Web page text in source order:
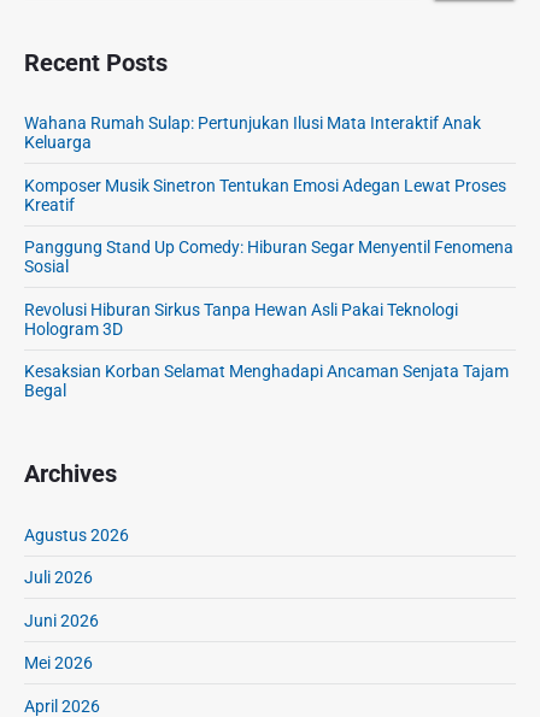
Recent Posts
Wahana Rumah Sulap: Pertunjukan Ilusi Mata Interaktif Anak
Keluarga
Komposer Musik Sinetron Tentukan Emosi Adegan Lewat Proses
Kreatif
Panggung Stand Up Comedy: Hiburan Segar Menyentil Fenomena
Sosial
Revolusi Hiburan Sirkus Tanpa Hewan Asli Pakai Teknologi
Hologram 3D
Kesaksian Korban Selamat Menghadapi Ancaman Senjata Tajam
Begal
Archives
Agustus 2026
Juli 2026
Juni 2026
Mei 2026
April 2026